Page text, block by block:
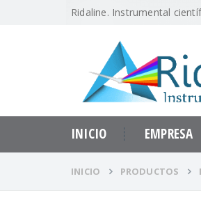
Ridaline. Instrumental
INICIO EMPRESA
INICIO PRODUCTOS